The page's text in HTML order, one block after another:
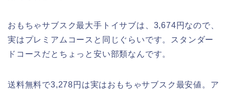
おもちゃサブスク最大手トイサブは、3,674円なので、
実はプレミアムコースと同じぐらいです。スタンダー
ドコースだとちょっと安い部類なんです。
送料無料で3,278円は実はおもちゃサブスク最安値。ア